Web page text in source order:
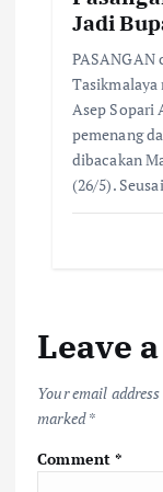
Jadi
Tasikmalaya
Asep Sopari
pemenang
dibacakan
(26/5).
Leave
Your email
marked*
Comment*